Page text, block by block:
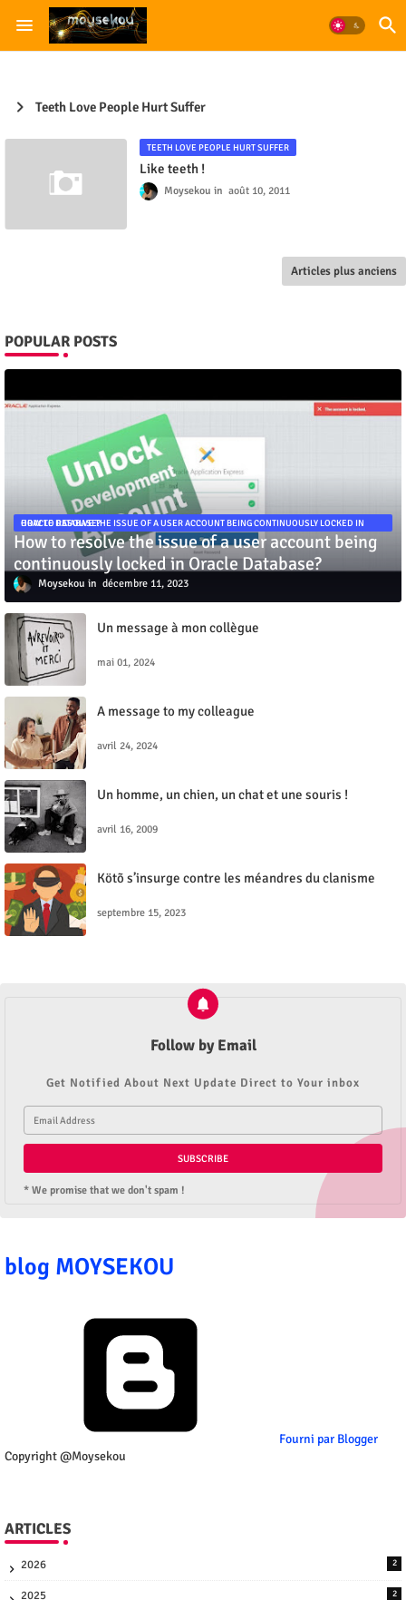
Teeth Love People Hurt Suffer
TEETH LOVE PEOPLE HURT SUFFER
Like teeth !
Moysekou août 10, 2011
Articles plus anciens
POPULAR POSTS
HOW TO RESOLVE THE ISSUE OF A USER ACCOUNT BEING CONTINUOUSLY LOCKED IN ORACLE DATABASE?
How to resolve the issue of a user account being
continuously locked in Oracle Database?
Moysekou décembre 11, 2023
Un message à mon collègue
mai 01, 2024
A message to my colleague
avril 24, 2024
Un homme, un chien, un chat et une souris !
avril 16, 2009
Kötõ s’insurge contre les méandres du clanisme
septembre 15, 2023
Follow by Email
Get Notified About Next Update Direct to Your inbox
* We promise that we don't spam !
blog MOYSEKOU
Fourni par Blogger
Copyright @Moysekou
ARTICLES
2026 2
2025 2